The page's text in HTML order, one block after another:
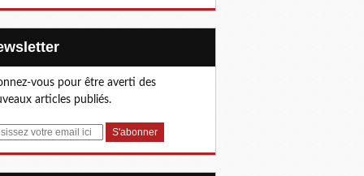
vous pour être averti des
articles publiés.